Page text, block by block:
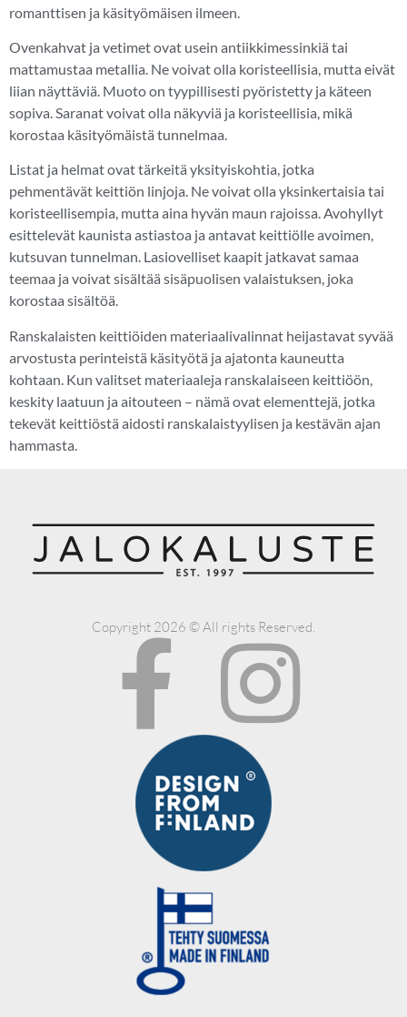
romanttisen ja käsityömäisen ilmeen.
Ovenkahvat ja vetimet ovat usein antiikkimessinkiä tai
mattamustaa metallia. Ne voivat olla koristeellisia, mutta eivät
liian näyttäviä. Muoto on tyypillisesti pyöristetty ja käteen
sopiva. Saranat voivat olla näkyviä ja koristeellisia, mikä
korostaa käsityömäistä tunnelmaa.
Listat ja helmat ovat tärkeitä yksityiskohtia, jotka
pehmentävät keittiön linjoja. Ne voivat olla yksinkertaisia tai
koristeellisempia, mutta aina hyvän maun rajoissa. Avohyllyt
esittelevät kaunista astiastoa ja antavat keittiölle avoimen,
kutsuvan tunnelman. Lasiovelliset kaapit jatkavat samaa
teemaa ja voivat sisältää sisäpuolisen valaistuksen, joka
korostaa sisältöä.
Ranskalaisten keittiöiden materiaalivalinnat heijastavat syvää
arvostusta perinteistä käsityötä ja ajatonta kauneutta
kohtaan. Kun valitset materiaaleja ranskalaiseen keittiöön,
keskity laatuun ja aitouteen – nämä ovat elementtejä, jotka
tekevät keittiöstä aidosti ranskalaistyylisen ja kestävän ajan
hammasta.
Copyright 2026 © All rights Reserved.